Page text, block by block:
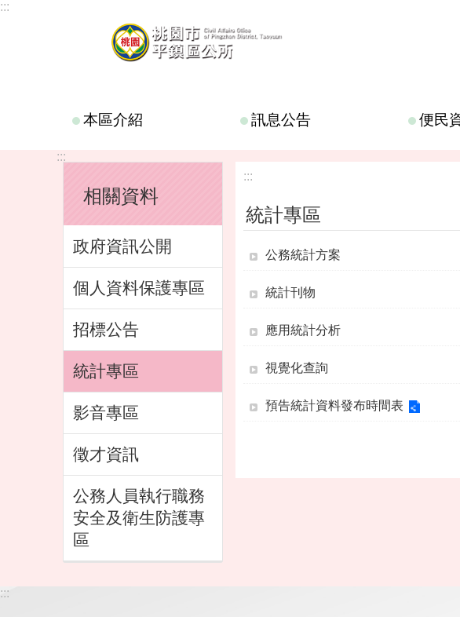
跳到主要內容區塊
:::
本區介紹 訊息公告 便民
:::
相關資料
政府資訊公開
個人資料保護專區
招標公告
統計專區
影音專區
徵才資訊
公務人員執行職務
安全及衛生防護專
區
:::
統計專區
公務統計方案
統計刊物
應用統計分析
視覺化查詢
預告統計資料發布時間表
:::